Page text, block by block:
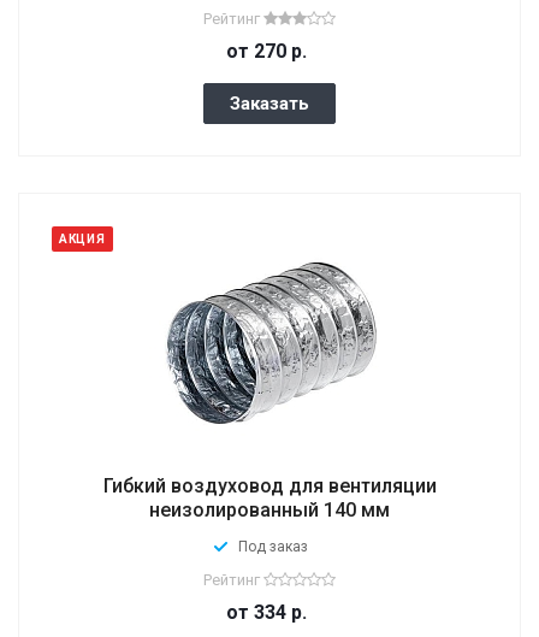
Рейтинг
от 270 р.
Заказать
АКЦИЯ
Гибкий воздуховод для вентиляции
неизолированный 140 мм
Под заказ
Рейтинг
от 334 р.